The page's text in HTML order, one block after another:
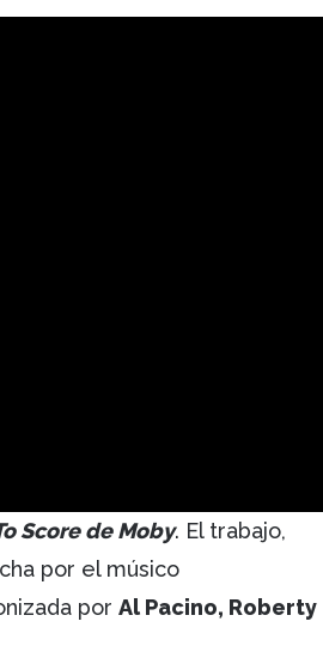
Score de Moby. El trabajo,
por el músico
por Al Pacino, Roberty